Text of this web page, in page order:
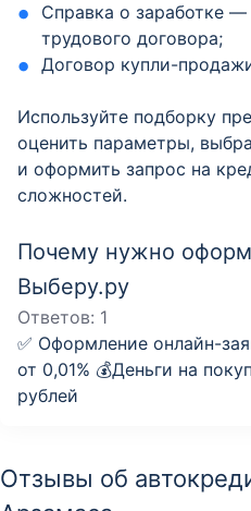
Справка о заработке
трудового договора;
Договор купли-
Используйте подборку
оценить параметры,
и оформить запрос на
сложностей.
Почему нужно
Выберу.ру
Ответов: 1
✅ Оформление онлайн-
от 0,01% 💰Деньги на
рублей
Отзывы об